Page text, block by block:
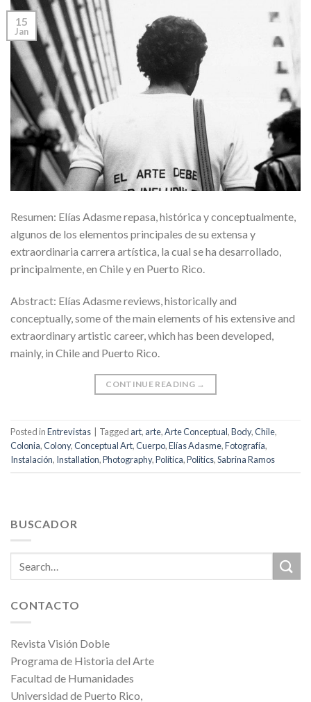
15
Jan
Resumen: Elías Adasme repasa, histórica y conceptualmente,
algunos de los elementos principales de su extensa y
extraordinaria carrera artística, la cual se ha desarrollado,
principalmente, en Chile y en Puerto Rico.
Abstract: Elías Adasme reviews, historically and
conceptually, some of the main elements of his extensive and
extraordinary artistic career, which has been developed,
mainly, in Chile and Puerto Rico.
CONTINUE READING →
Posted inEntrevistas Tagged art, arte,Arte Conceptual,Body,Chile,
Colonia,Colony,Conceptual Art,Cuerpo,Elías Adasme,Fotografía,
Instalación, Installation,Photography,Política,Politics,Sabrina Ramos
BUSCADOR
CONTACTO
Revista Visión Doble
Programa de Historia del Arte
Facultad de Humanidades
Universidad de Puerto Rico,